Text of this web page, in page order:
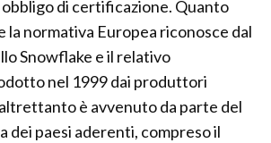
di certificazione. Quanto
la normativa Europea riconosce dal
Snowflake e il relativo
nel 1999 dai produttori
è avvenuto da parte del
dei paesi aderenti, compreso il